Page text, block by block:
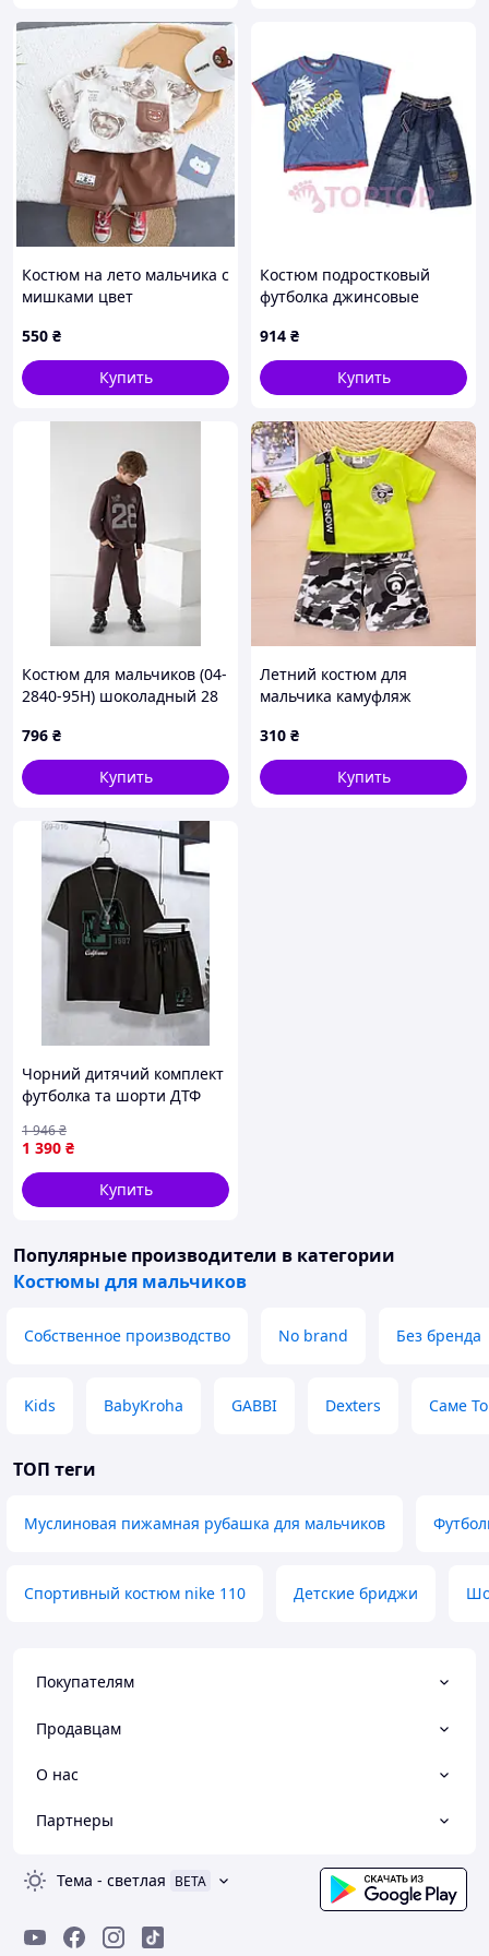
Костюм на лето мальчика с
мишками цвет
120
550 ₴
Купить
Костюм подростковый
футболка джинсовые
худых!
914 ₴
Купить
Костюм для мальчиков (04-
2840-95Н) шоколадный 28
796 ₴
Купить
Летний костюм для
мальчика камуфляж
Размер 100
310 ₴
Купить
Чорний дитячий комплект
футболка та шорти ДТФ
1 390 ₴
1 946₴
Купить
Популярные производители в категории
Костюмы для мальчиков
Собственное производство No brand Без бренда
Kids BabyKroha GABBI Dexters Саме То
ТОП теги
Муслиновая пижамная рубашка для мальчиков
Спортивный костюм nike 110 Детские бриджи
Покупателям
Продавцам
О нас
Партнеры
Тема - светлая BETA